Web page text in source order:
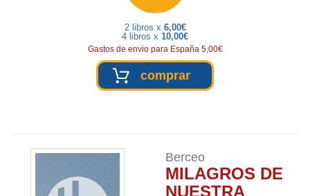
2 libros x 6,00€
4 libros x 10,00€
Gastos de envio para España 5,00€
comprar
Berceo
MILAGROS DE
NUESTRA